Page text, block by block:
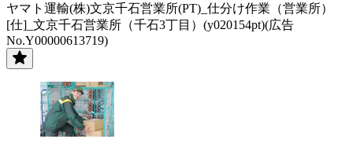
ヤマト運輸(株)文京千石営業所(PT)_仕分け作業（営業所）
[仕]_文京千石営業所（千石3丁目）(y020154pt)(広告
No.Y00000613719)